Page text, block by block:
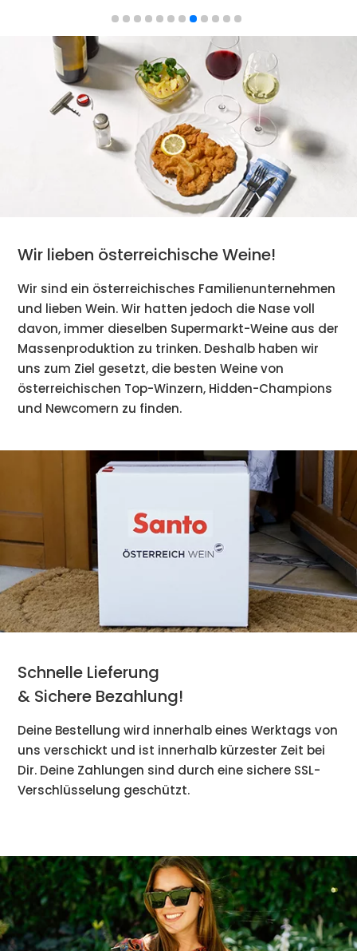
Wir lieben österreichische Weine!
Wir sind ein österreichisches Familienunternehmen
und lieben Wein. Wir hatten jedoch die Nase voll
davon, immer dieselben Supermarkt-Weine aus der
Massenproduktion zu trinken. Deshalb haben wir
uns zum Ziel gesetzt, die besten Weine von
österreichischen Top-Winzern, Hidden-Champions
und Newcomern zu finden.
Schnelle Lieferung
& Sichere Bezahlung!
Deine Bestellung wird innerhalb eines Werktags von
uns verschickt und ist innerhalb kürzester Zeit bei
Dir. Deine Zahlungen sind durch eine sichere SSL-
Verschlüsselung geschützt.